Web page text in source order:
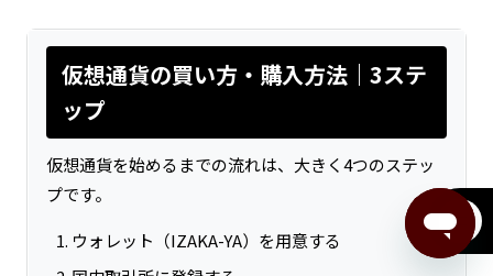
ステーキング・レンディングサービスの提供
ポケモンカ
ードNFT
仮想通貨の買い方・購入方法｜3ステ
ップ
仮想通貨を始めるまでの流れは、大きく4つのステッ
プです。
ウォレット（IZAKA-YA）を用意する
menu